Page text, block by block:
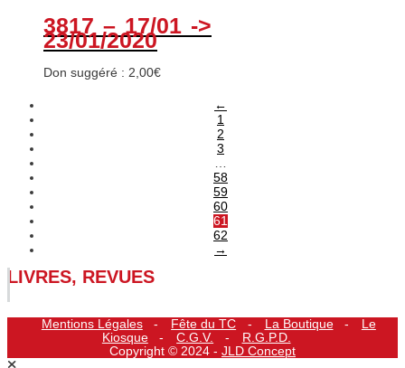
3817 – 17/01 ->
23/01/2020
Don suggéré : 2,00€
←
1
2
3
58
59
60
61
62
→
LIVRES, REVUES
Mentions Légales Fête du TC La Boutique
Le
Kiosque
C.G.V.
R.G.P.D.
Copyright © 2024 - JLD Concept